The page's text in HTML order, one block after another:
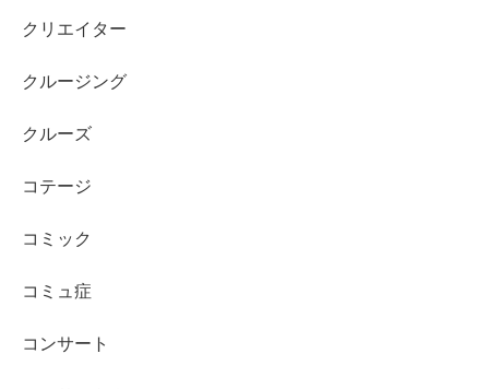
クリエイター
クルージング
クルーズ
コテージ
コミック
コミュ症
コンサート